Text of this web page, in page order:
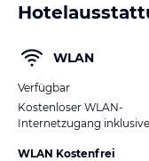
WLAN
Verfügbar
Kostenloser WLAN-
Internetzugang inklusive
WLAN Kostenfrei